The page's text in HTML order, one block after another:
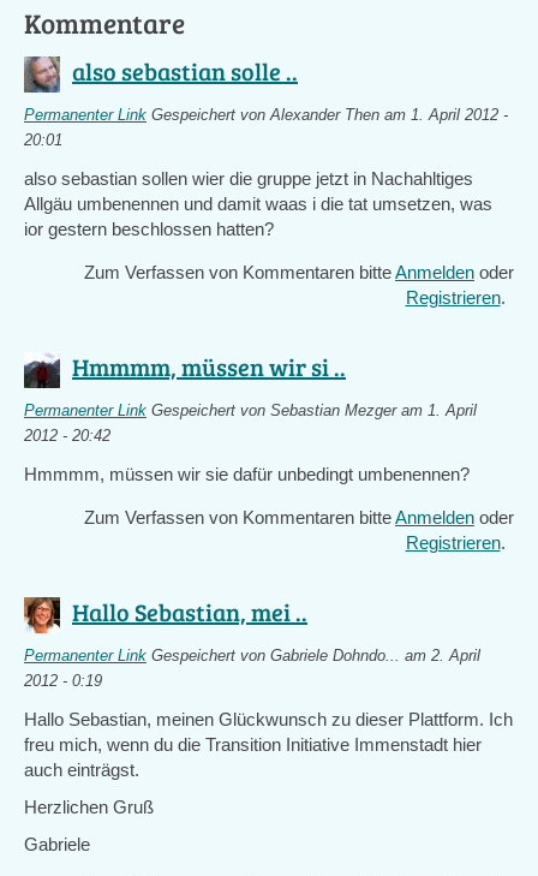
Kommentare
also sebastian solle ..
Permanenter Link Gespeichert vonAlexander Then am 1. April 2012 -
20:01
also sebastian sollen wier die gruppe jetzt in Nachahltiges
Allgäu umbenennen und damit waas i die tat umsetzen, was
ior gestern beschlossen hatten?
Zum Verfassen von Kommentaren bitteAnmelden oder
Registrieren.
Hmmmm, müssen wir si ..
Permanenter Link Gespeichert von Sebastian Mezgeram 1. April
2012 - 20:42
Hmmmm, müssen wir sie dafür unbedingt umbenennen?
Zum Verfassen von Kommentaren bitteAnmelden oder
Registrieren.
Hallo Sebastian, mei ..
Permanenter Link Gespeichert von Gabriele Dohndo... am 2. April
2012 - 0:19
Hallo Sebastian, meinen Glückwunsch zu dieser Plattform. Ich
freu mich, wenn du die Transition Initiative Immenstadt hier
auch einträgst.
Herzlichen Gruß
Gabriele